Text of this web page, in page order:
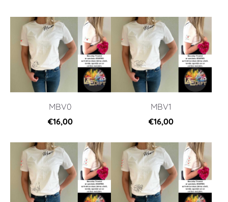
MBV0
€16,00
MBV1
€16,00